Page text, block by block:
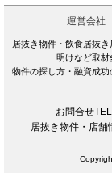
運営会社
居抜き物件・飲食居抜
明けなど取材
物件の探し方・融資成
お問合せTEL
居抜き物件・店舗